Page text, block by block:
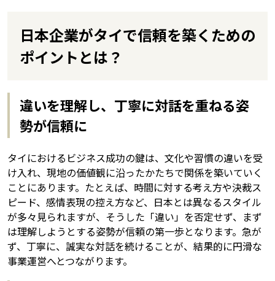
日本企業がタイで信頼を築くための
ポイントとは？
違いを理解し、丁寧に対話を重ねる姿
勢が信頼に
タイにおけるビジネス成功の鍵は、文化や習慣の違いを受
け入れ、現地の価値観に沿ったかたちで関係を築いていく
ことにあります。たとえば、時間に対する考え方や決裁ス
ピード、感情表現の控え方など、日本とは異なるスタイル
が多々見られますが、そうした「違い」を否定せず、まず
は理解しようとする姿勢が信頼の第一歩となります。急が
ず、丁寧に、誠実な対話を続けることが、結果的に円滑な
事業運営へとつながります。